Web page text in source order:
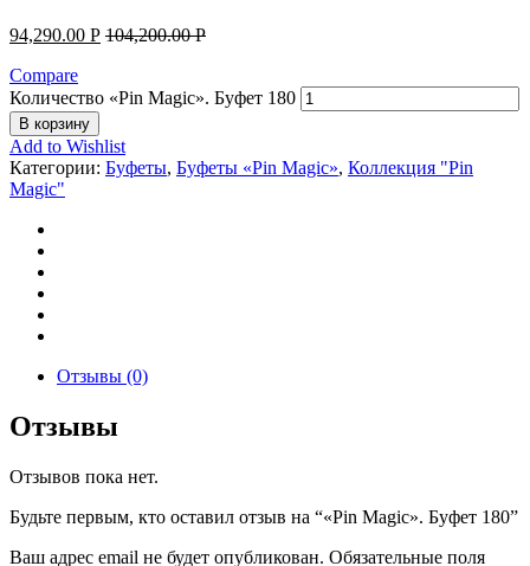
94,290.00 Р 104,200.00Р
Compare
Количество «Pin Magic». Буфет 180
В корзину
Add to Wishlist
Категории: Буфеты, Буфеты «Pin Magic», Коллекция "Pin
Magic"
Отзывы (0)
Отзывы
Отзывов пока нет.
Будьте первым, кто оставил отзыв на “«Pin Magic». Буфет 180”
Ваш адрес email не будет опубликован. Обязательные поля